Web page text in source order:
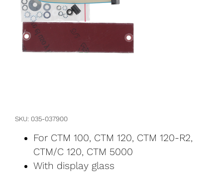
SKU 035-037900
For CTM 100, CTM 120, CTM 120-R2,
CTM/C 120, CTM 5000
With display glass